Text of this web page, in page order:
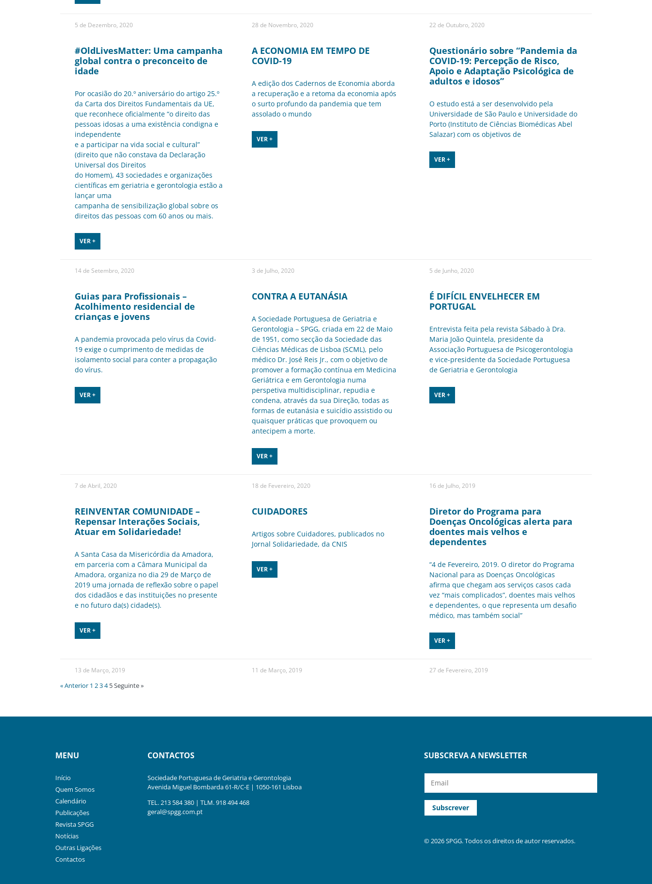
5 de Dezembro, 2020 28 de Novembro, 2020 22 de Outubro, 2020
#OldLivesMatter: Uma campanha
global contra o preconceito de
idade
Por ocasião do 20.º aniversário do artigo 25.º
da Carta dos Direitos Fundamentais da UE,
que reconhece oficialmente “o direito das
pessoas idosas a uma existência condigna e
independente
e a participar na vida social e cultural”
(direito que não constava da Declaração
Universal dos Direitos
do Homem), 43 sociedades e organizações
científicas em geriatria e gerontologia estão a
lançar uma
campanha de sensibilização global sobre os
direitos das pessoas com 60 anos ou mais.
VER +
14 de Setembro, 2020
A ECONOMIA EM TEMPO DE
COVID-19
A edição dos Cadernos de Economia aborda
a recuperação e a retoma da economia após
o surto profundo da pandemia que tem
assolado o mundo
VER +
3 de Julho, 2020
Questionário sobre “Pandemia da
COVID-19: Percepção de Risco,
Apoio e Adaptação Psicológica de
adultos e idosos”
O estudo está a ser desenvolvido pela
Universidade de São Paulo e Universidade do
Porto (Instituto de Ciências Biomédicas Abel
Salazar) com os objetivos de
VER +
5 de Junho, 2020
Guias para Profissionais –
Acolhimento residencial de
crianças e jovens
A pandemia provocada pelo vírus da Covid-
19 exige o cumprimento de medidas de
isolamento social para conter a propagação
do vírus.
VER +
7 de Abril, 2020
CONTRA A EUTANÁSIA
A Sociedade Portuguesa de Geriatria e
Gerontologia – SPGG, criada em 22 de Maio
de 1951, como secção da Sociedade das
Ciências Médicas de Lisboa (SCML), pelo
médico Dr. José Reis Jr., com o objetivo de
promover a formação contínua em Medicina
Geriátrica e em Gerontologia numa
perspetiva multidisciplinar, repudia e
condena, através da sua Direção, todas as
formas de eutanásia e suicídio assistido ou
quaisquer práticas que provoquem ou
antecipem a morte.
VER +
18 de Fevereiro, 2020
É DIFÍCIL ENVELHECER EM
PORTUGAL
Entrevista feita pela revista Sábado à Dra.
Maria João Quintela, presidente da
Associação Portuguesa de Psicogerontologia
e vice-presidente da Sociedade Portuguesa
de Geriatria e Gerontologia
VER +
16 de Julho, 2019
REINVENTAR COMUNIDADE –
Repensar Interações Sociais,
Atuar em Solidariedade!
A Santa Casa da Misericórdia da Amadora,
em parceria com a Câmara Municipal da
Amadora, organiza no dia 29 de Março de
2019 uma jornada de reflexão sobre o papel
dos cidadãos e das instituições no presente
e no futuro da(s) cidade(s).
VER +
13 de Março, 2019
CUIDADORES
Artigos sobre Cuidadores, publicados no
Jornal Solidariedade, da CNIS
VER +
11 de Março, 2019
Diretor do Programa para
Doenças Oncológicas alerta para
doentes mais velhos e
dependentes
“4 de Fevereiro, 2019. O diretor do Programa
Nacional para as Doenças Oncológicas
afirma que chegam aos serviços casos cada
vez “mais complicados”, doentes mais velhos
e dependentes, o que representa um desafio
médico, mas também social”
VER +
27 de Fevereiro, 2019
« Anterior 1 234 5Seguinte »
MENU
Início
Quem Somos
Calendário
Publicações
Revista SPGG
Notícias
Outras Ligações
Contactos
CONTACTOS
Sociedade Portuguesa de Geriatria e Gerontologia
Avenida Miguel Bombarda 61-R/C-E | 1050-161 Lisboa
TEL. 213 584 380 | TLM. 918 494 468
geral@spgg.com.pt
SUBSCREVA A NEWSLETTER
© 2026 SPGG. Todos os direitos de autor reservados.